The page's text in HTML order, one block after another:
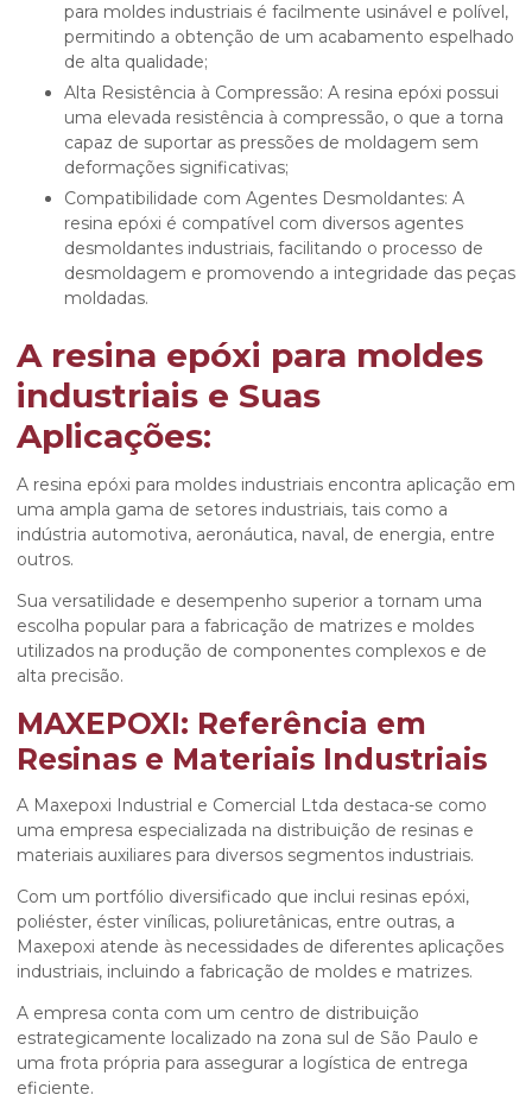
para moldes industriais é facilmente usinável e polível,
permitindo a obtenção de um acabamento espelhado
de alta qualidade;
Alta Resistência à Compressão: A resina epóxi possui
uma elevada resistência à compressão, o que a torna
capaz de suportar as pressões de moldagem sem
deformações significativas;
Compatibilidade com Agentes Desmoldantes: A
resina epóxi é compatível com diversos agentes
desmoldantes industriais, facilitando o processo de
desmoldagem e promovendo a integridade das peças
moldadas.
A resina epóxi para moldes
industriais e Suas
Aplicações:
A resina epóxi para moldes industriais encontra aplicação em
uma ampla gama de setores industriais, tais como a
indústria automotiva, aeronáutica, naval, de energia, entre
outros.
Sua versatilidade e desempenho superior a tornam uma
escolha popular para a fabricação de matrizes e moldes
utilizados na produção de componentes complexos e de
alta precisão.
MAXEPOXI: Referência em
Resinas e Materiais Industriais
A Maxepoxi Industrial e Comercial Ltda destaca-se como
uma empresa especializada na distribuição de resinas e
materiais auxiliares para diversos segmentos industriais.
Com um portfólio diversificado que inclui resinas epóxi,
poliéster, éster vinílicas, poliuretânicas, entre outras, a
Maxepoxi atende às necessidades de diferentes aplicações
industriais, incluindo a fabricação de moldes e matrizes.
A empresa conta com um centro de distribuição
estrategicamente localizado na zona sul de São Paulo e
uma frota própria para assegurar a logística de entrega
eficiente.